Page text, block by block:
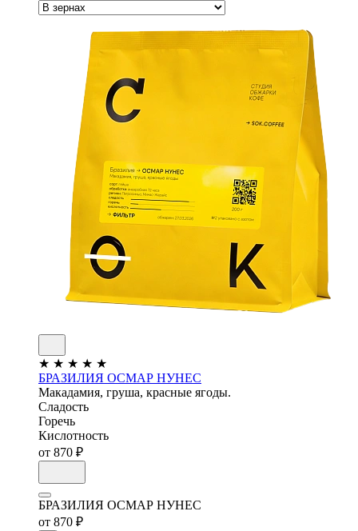
★ ★ ★ ★ ★
БРАЗИЛИЯ ОСМАР НУНЕС
Макадамия, груша, красные ягоды.
Сладость
Горечь
Кислотность
от 870 ₽
БРАЗИЛИЯ ОСМАР НУНЕС
от 870 ₽